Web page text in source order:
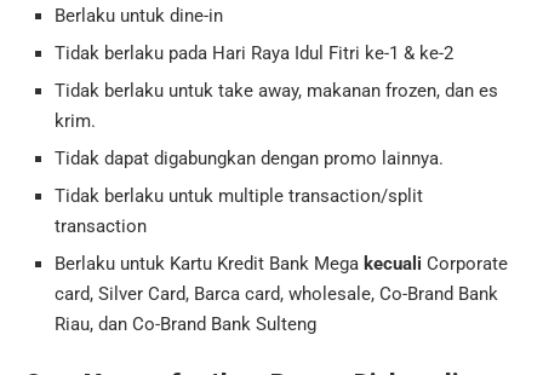
Berlaku untuk dine-in
Tidak berlaku pada Hari Raya Idul Fitri ke-1 & ke-2
Tidak berlaku untuk take away, makanan frozen, dan es
krim.
Tidak dapat digabungkan dengan promo lainnya.
Tidak berlaku untuk multiple transaction/split
transaction
Berlaku untuk Kartu Kredit Bank Mega kecuali Corporate
card, Silver Card, Barca card, wholesale, Co-Brand Bank
Riau, dan Co-Brand Bank Sulteng